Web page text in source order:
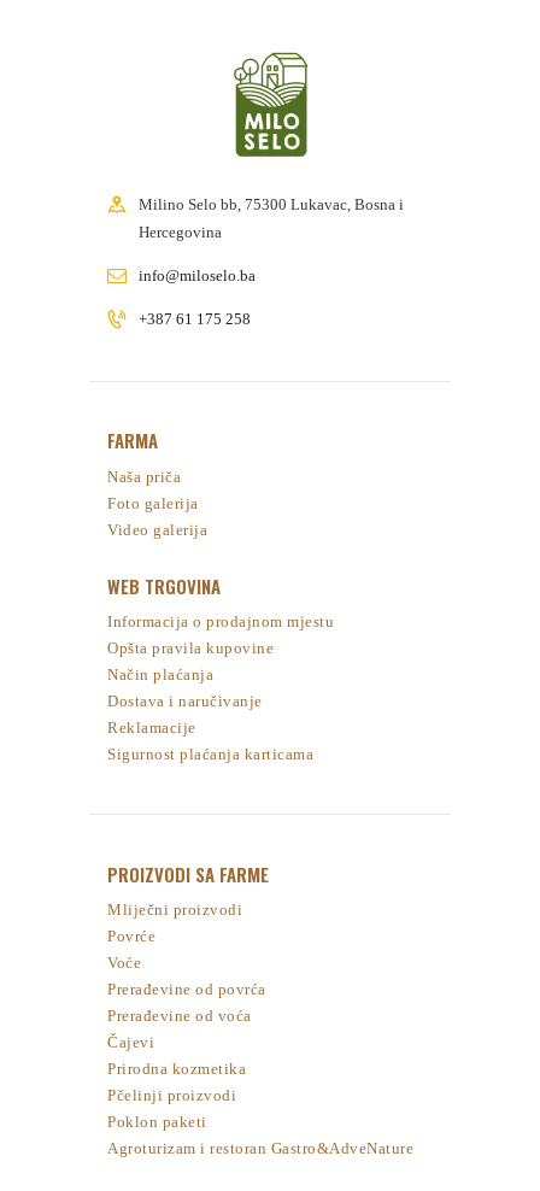
Milino Selo bb, 75300 Lukavac, Bosna i
Hercegovina
info@miloselo.ba
+387 61 175 258
FARMA
Naša priča
Foto galerija
Video galerija
WEB TRGOVINA
Informacija o prodajnom mjestu
Opšta pravila kupovine
Način plaćanja
Dostava i naručivanje
Reklamacije
Sigurnost plaćanja karticama
PROIZVODI SA FARME
Mliječni proizvodi
Povrće
Voće
Prerađevine od povrća
Prerađevine od voća
Čajevi
Prirodna kozmetika
Pčelinji proizvodi
Poklon paketi
Agroturizam i restoran Gastro&AdveNature